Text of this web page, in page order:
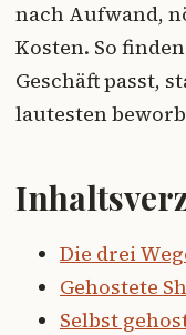
nach Aufwand,
Kosten. So
Geschäft passt,
lautesten
Die drei
Gehostete
Selbst